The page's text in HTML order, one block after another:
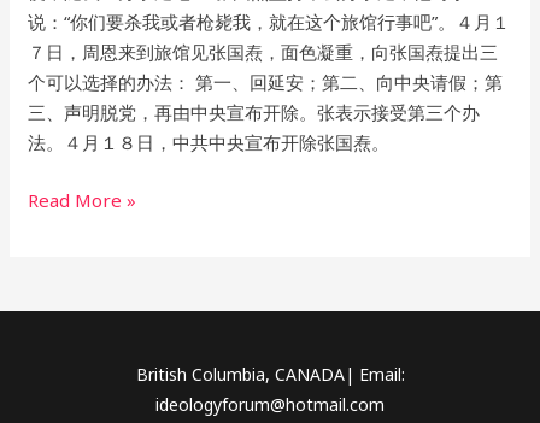
说：“你们要杀我或者枪毙我，就在这个旅馆行事吧”。４月１
７日，周恩来到旅馆见张国焘，面色凝重，向张国焘提出三
个可以选择的办法： 第一、回延安；第二、向中央请假；第
三、声明脱党，再由中央宣布开除。张表示接受第三个办
法。４月１８日，中共中央宣布开除张国焘。
Read More »
British Columbia, CANADA| Email:
ideologyforum@hotmail.com